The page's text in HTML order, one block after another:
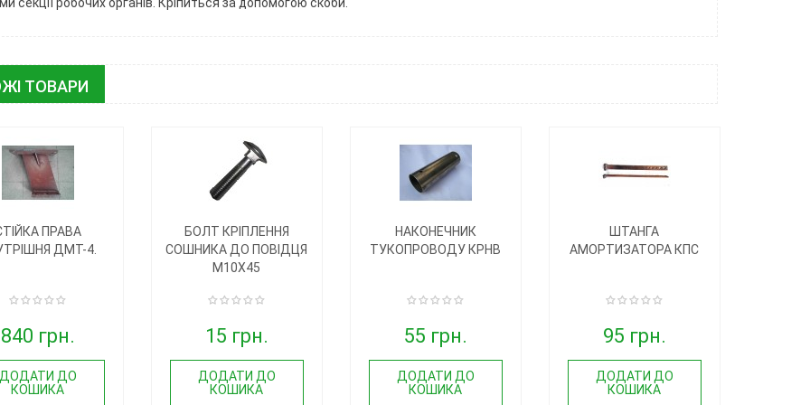
ТОВАРИ
ПРАВА
ДМТ-4.
840 грн.
ДОДАТИ ДО
КОШИКА
БОЛТ КРІПЛЕННЯ
СОШНИКА ДО ПОВІДЦЯ
М10Х45
15 грн.
ДОДАТИ ДО
КОШИКА
НАКОНЕЧНИК
ТУКОПРОВОДУ КРНВ
55 грн.
ДОДАТИ ДО
КОШИКА
ШТАНГА
АМОРТИЗАТОРА КПС
95 грн.
ДОДАТИ ДО
КОШИКА